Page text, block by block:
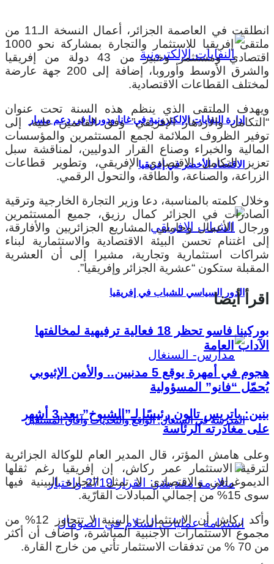
إدارة النفايات الإلكترونية في غانا ودورها في دعم مسار
الاقتصاد الأخضر في إفريقيا
الدور السياسي للشباب في إفريقيا
المدرسة في السنغال: الواقع والتحديات وآفاق المستقبل
انطلقت في العاصمة الجزائر، أعمال النسخة الـ11 من
ملتقى إفريقيا للاستثمار والتجارة بمشاركة نحو 1000
اقتصادي ومستثمر وخبير من 43 دولة من إفريقيا
والشرق الأوسط وأوروبا، إضافة إلى 200 جهة عارضة
لمختلف القطاعات الاقتصادية.
ويهدف الملتقى الذي ينظم هذه السنة تحت عنوان
“التكامل والازدهار الإفريقي” وفق القائمين عليه، إلى
توفير الظروف الملائمة لجمع المستثمرين والمؤسسات
المالية والخبراء وصناع القرار الدوليين، لمناقشة سبل
تعزيز التكامل الاقتصادي الإفريقي، وتطوير قطاعات
الزراعة، والصناعة، والطاقة، والتحول الرقمي.
وخلال كلمته بالمناسبة، دعا وزير التجارة الخارجية وترقية
الصادرات في الجزائر كمال رزيق، جميع المستثمرين
ورجال الأعمال وحاملي المشاريع الجزائريين والأفارقة،
إلى اغتنام تحسن البيئة الاقتصادية والاستثمارية لبناء
شراكات استثمارية وتجارية، مشيرا إلى أن العشرية
المقبلة ستكون “عشرية الجزائر وإفريقيا”.
اقرأ أيضا
بوركينا فاسو تحظر 18 فعالية ترفيهية لمخالفتها
الآداب العامة
هجوم في أمهرة يوقع 5 مدنيين.. والأمن الإثيوبي
يُحمّل “فانو” المسؤولية
بنين: باتريس تالون رئيسًا لـ”الشيوخ” بعد 3 أشهر
على مغادرته الرئاسة
وعلى هامش المؤتر، قال المدير العام للوكالة الجزائرية
لترقية الاستثمار عمر ركاش، إن إفريقيا رغم ثقلها
الديموغرافي والاقتصادي لا تمثل التجارة البينية فيها
سوى 15% من إجمالي المبادلات القارّية.
وأكد ركاش أن الاستثمارات البينية لا تتجاوز 12% من
مجموع الاستثمارات الأجنبية المباشرة، وأضاف أن أكثر
من 70 % من تدفقات الاستثمار تأتي من خارج القارة.